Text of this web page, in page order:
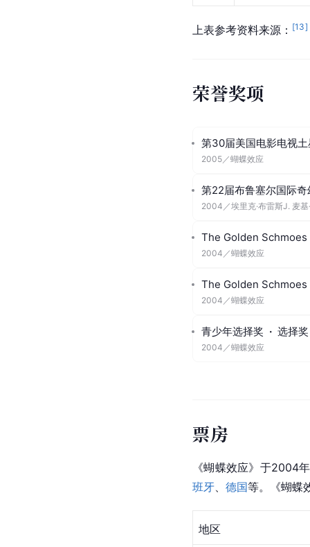
上表参考资料来源： [13]
荣誉奖项
第30届美国电影电视
2005／蝴蝶效应
第22届布鲁塞尔国际奇
2004 ／埃里克·布雷斯J. 麦基
The Golden Schmoes
2004 ／蝴蝶效应
The Golden Schmoes
2004 ／蝴蝶效应
青少年选择奖 · 选择奖
2004 ／蝴蝶效应
票房
《蝴蝶效应》于2004
班牙、 德国等。《蝴蝶
地区